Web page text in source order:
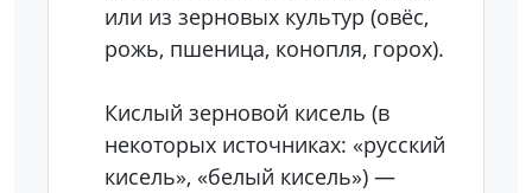
или из зерновых культур (овёс,
рожь, пшеница, конопля, горох).
Кислый зерновой кисель (в
некоторых источниках: «русский
кисель», «белый кисель») —